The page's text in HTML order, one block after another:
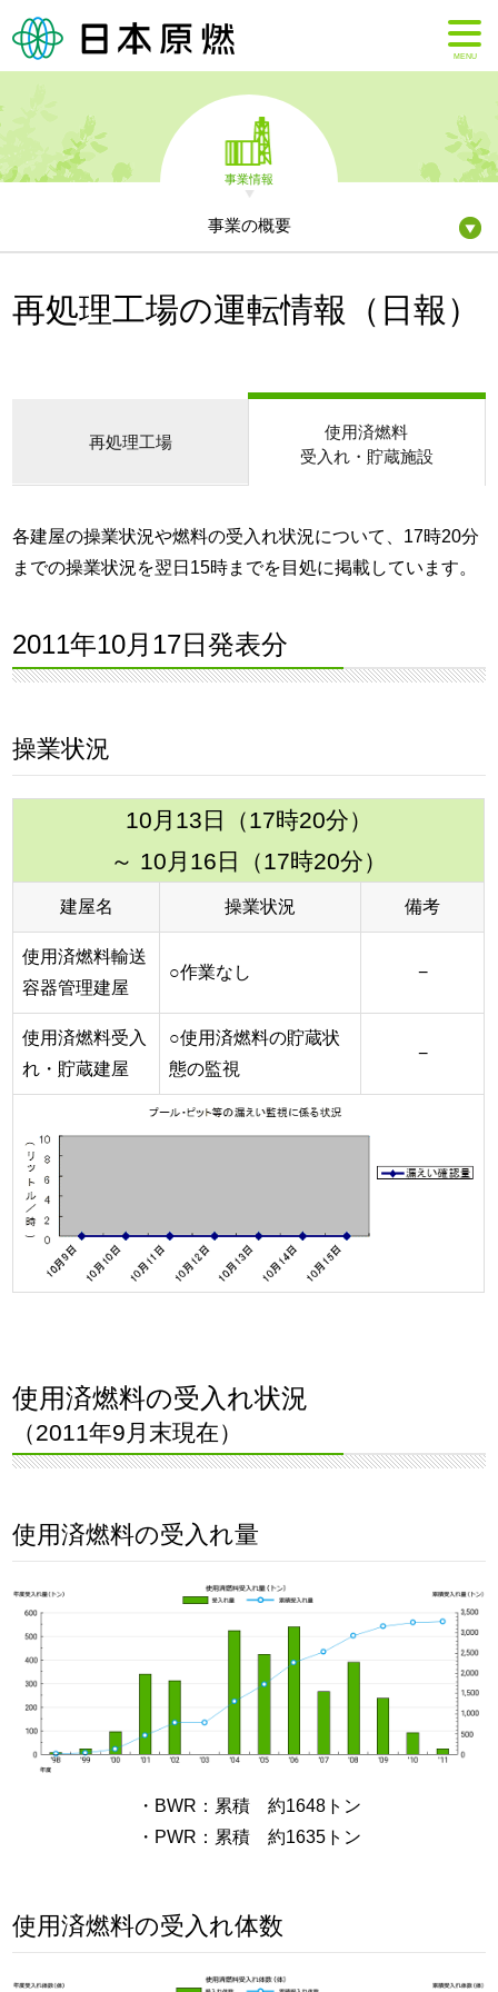
MENU
事業情報
事業の概要
再処理工場の運転情報（日報）
再処理工場
使用済燃料
受入れ・貯蔵施設
各建屋の操業状況や燃料の受入れ状況について、17時20分
までの操業状況を翌日15時までを目処に掲載しています。
2011年10月17日発表分
操業状況
10月13日（17時20分）
～ 10月16日（17時20分）
建屋名 操業状況 備考
使用済燃料輸送
容器管理建屋
○作業なし −
使用済燃料受入
れ・貯蔵建屋
○使用済燃料の貯蔵状
態の監視
−
使用済燃料の受入れ状況
（2011年9月末現在）
使用済燃料の受入れ量
・BWR：累積 約1648トン
・PWR：累積 約1635トン
使用済燃料の受入れ体数